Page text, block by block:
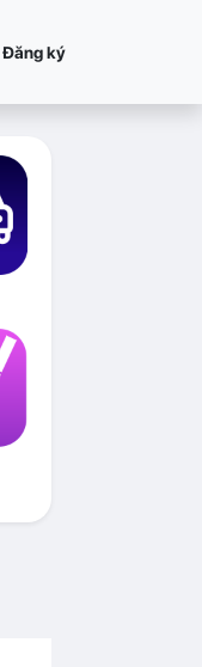
Đăng ký